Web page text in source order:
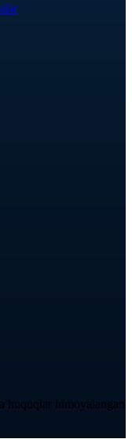
huquqlar himoyalangan